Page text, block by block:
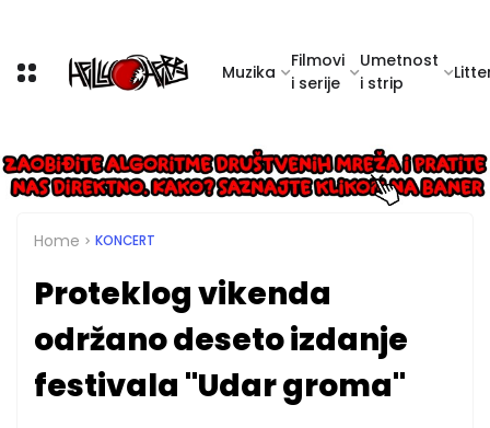
Muzika
Filmovi
i serije
Umetnost
i strip
Home KONCERT
Proteklog vikenda
održano deseto izdanje
festivala "Udar groma"